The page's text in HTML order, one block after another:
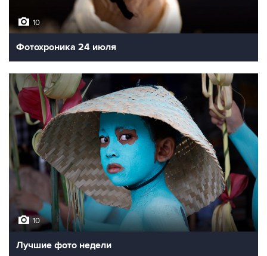
10
Фотохроника 24 июля
10
Лучшие фото недели